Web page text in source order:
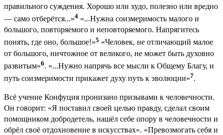
правильного суждения. Хорошо или худо, полезно или вредно
— само отберётся...»4 «...Нужна соизмеримость малого и
большого, повторяемого и неповторяемого. Напрягитесь
понять, где оно, большое!»5 «Человек, не отличающий малое
от большого, ничтожное от великого, не может быть духовно
развитым»6. «...Нужно напрячь все мысли к Общему Благу, и
путь соизмеримости прикажет духу путь к эволюции»7.
Всё учение Конфуция пронизано призывами к человечности.
Он говорит: «Я поставил своей целью правду, сделал своим
помощником добродетель, нашёл себе опору в человечности и
обрёл своё отдохновение в искусствах». «Превозмогать себя и